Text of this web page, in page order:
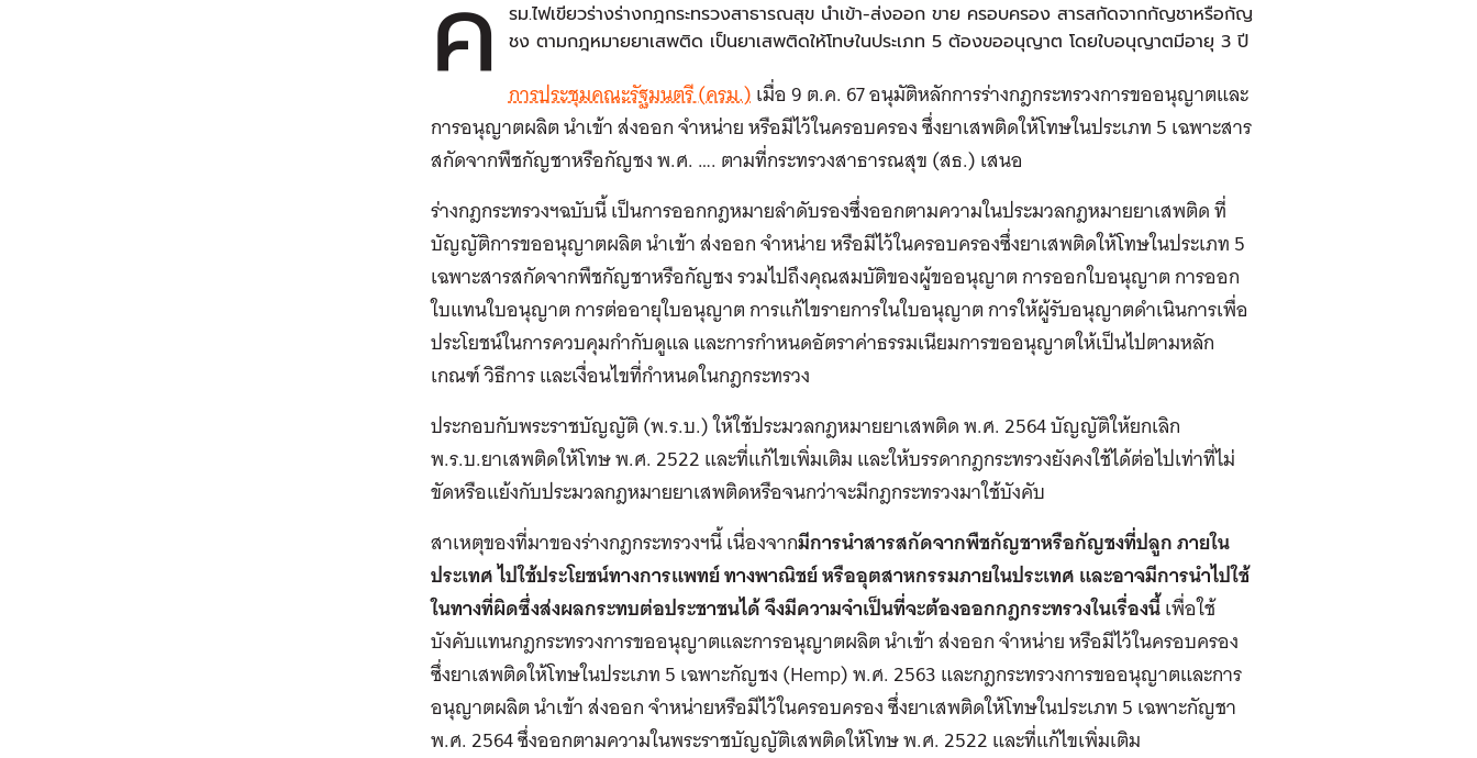
ค รม.ไฟเขียวร่างร่างกฎกระทรวงสาธารณสุข นําเข้า-ส่งออก ขาย ครอบครอง สารสกัดจากกัญชาหรือกัญ
ชง ตามกฎหมายยาเสพติด เป็นยาเสพติดให้โทษในประเภท 5 ต้องขออนุญาต โดยใบอนุญาตมีอายุ 3 ปี
การประชุมคณะรัฐมนตรี (ครม.)เมื่อ 9 ต.ค. 67 อนุมัติหลักการร่างกฎกระทรวงการขออนุญาตและ
การอนุญาตผลิต นําเข้า ส่งออก จําหน่าย หรือมีไว้ในครอบครอง ซึ่งยาเสพติดให้โทษในประเภท 5 เฉพาะสาร
สกัดจากพืชกัญชาหรือกัญชง พ.ศ. …. ตามที่กระทรวงสาธารณสุข (สธ.) เสนอ
ร่างกฎกระทรวงฯฉบับนี้ เป็นการออกกฎหมายลําดับรองซึ่งออกตามความในประมวลกฎหมายยาเสพติด ที่
บัญญัติการขออนุญาตผลิต นําเข้า ส่งออก จําหน่าย หรือมีไว้ในครอบครองซึ่งยาเสพติดให้โทษในประเภท 5
เฉพาะสารสกัดจากพืชกัญชาหรือกัญชง รวมไปถึงคุณสมบัติของผู้ขออนุญาต การออกใบอนุญาต การออก
ใบแทนใบอนุญาต การต่ออายุใบอนุญาต การแก้ไขรายการในใบอนุญาต การให้ผู้รับอนุญาตดําเนินการเพื่อ
ประโยชน์ในการควบคุมกํากับดูแล และการกําหนดอัตราค่าธรรมเนียมการขออนุญาตให้เป็นไปตามหลัก
เกณฑ์ วิธีการ และเงื่อนไขที่กําหนดในกฎกระทรวง
ประกอบกับพระราชบัญญัติ (พ.ร.บ.) ให้ใช้ประมวลกฎหมายยาเสพติด พ.ศ. 2564 บัญญัติให้ยกเลิก
พ.ร.บ.ยาเสพติดให้โทษ พ.ศ. 2522 และที่แก้ไขเพิ่มเติม และให้บรรดากฎกระทรวงยังคงใช้ได้ต่อไปเท่าที่ไม่
ขัดหรือแย้งกับประมวลกฎหมายยาเสพติดหรือจนกว่าจะมีกฎกระทรวงมาใช้บังคับ
สาเหตุของที่มาของร่างกฎกระทรวงฯนี้ เนื่องจากมีการนําสารสกัดจากพืชกัญชาหรือกัญชงที่ปลูก ภายใน
ประเทศ ไปใช้ประโยชน์ทางการแพทย์ ทางพาณิชย์ หรืออุตสาหกรรมภายในประเทศ และอาจมีการนําไปใช้
ในทางที่ผิดซึ่งส่งผลกระทบต่อประชาชนได้ จึงมีความจําเป็นที่จะต้องออกกฎกระทรวงในเรื่องนี้เพื่อใช้
บังคับแทนกฎกระทรวงการขออนุญาตและการอนุญาตผลิต นําเข้า ส่งออก จําหน่าย หรือมีไว้ในครอบครอง
ซึ่งยาเสพติดให้โทษในประเภท 5 เฉพาะกัญชง (Hemp) พ.ศ. 2563 และกฎกระทรวงการขออนุญาตและการ
อนุญาตผลิต นําเข้า ส่งออก จําหน่ายหรือมีไว้ในครอบครอง ซึ่งยาเสพติดให้โทษในประเภท 5 เฉพาะกัญชา
พ.ศ. 2564 ซึ่งออกตามความในพระราชบัญญัติเสพติดให้โทษ พ.ศ. 2522 และที่แก้ไขเพิ่มเติม